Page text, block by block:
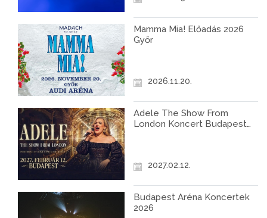
Mamma Mia! Előadás 2026
Győr
2026.11.20.
Adele The Show From
London Koncert Budapest
2027.02.12.
Budapest Aréna Koncertek
2026